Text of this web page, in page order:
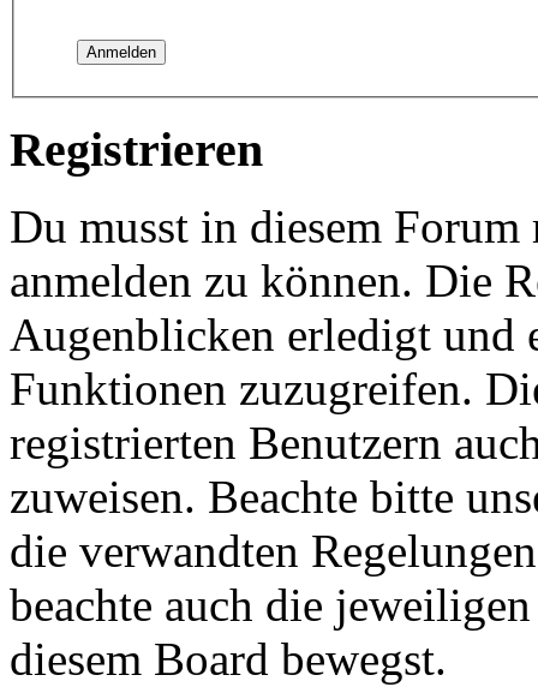
Registrieren
Du musst in diesem
anmelden zu können. Die
Augenblicken erledigt und
Funktionen zuzugreifen.
registrierten Benutzern
zuweisen. Beachte bitte
die verwandten
beachte auch die
diesem Board bewegst.